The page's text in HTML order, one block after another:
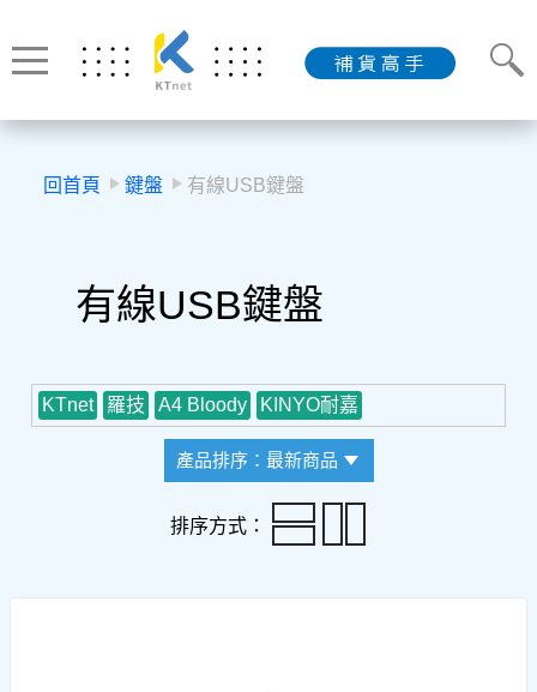
回首頁 鍵盤 有線USB鍵盤
有線USB鍵盤
KTnet 羅技 A4 Bloody KINYO耐嘉
產品排序：最新商品
排序方式：